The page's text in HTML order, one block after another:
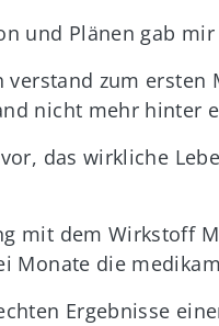
und Plänen gab
verstand zum ersten
nicht mehr hinter
das wirkliche
mit dem Wirkstoff
Monate die
Ergebnisse